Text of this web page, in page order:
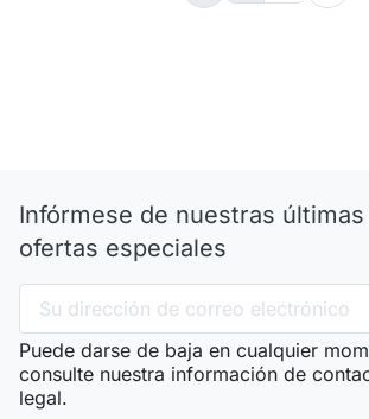
Infórmese de nuestras
ofertas especiales
Puede darse de baja en cualquier
consulte nuestra información de
legal.